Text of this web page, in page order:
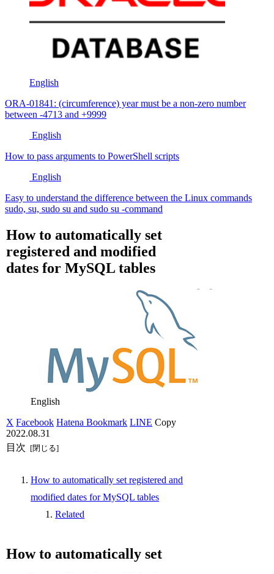
English
ORA-01841: (circumference) year must be a non-zero number
between -4713 and +9999
English
How to pass arguments to PowerShell scripts
English
Easy to understand the difference between the Linux commands
sudo, su, sudo su and sudo su -command
How to automatically set
registered and modified
dates for MySQL tables
English
X Facebook Hatena Bookmark LINE Copy
2022.08.31
目次
How to automatically set registered and
modified dates for MySQL tables
Related
How to automatically set